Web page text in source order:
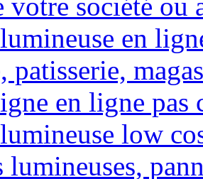
en
patisserie,
en ligne pas
low
lumineuses,